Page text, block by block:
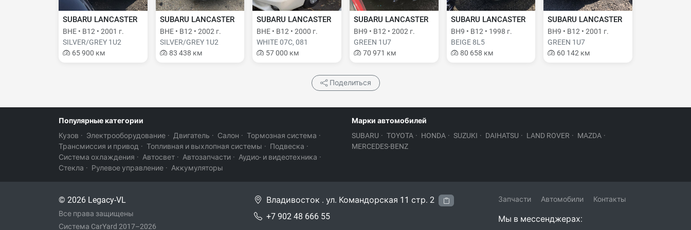
SUBARU LANCASTER
BHE • B12 • 2001 г.
SILVER/GREY 1U2
65 900 км
SUBARU LANCASTER
BHE • B12 • 2002 г.
SILVER/GREY 1U2
83 438 км
SUBARU LANCASTER
BHE • B12 • 2000 г.
WHITE 07C, 081
57 000 км
SUBARU LANCASTER
BH9 • B12 • 2002 г.
GREEN 1U7
70 971 км
SUBARU LANCASTER
BH9 • B12 • 1998 г.
BEIGE 8L5
80 658 км
SUBARU LANCASTER
BH9 • B12 • 2001 г.
GREEN 1U7
60 142 км
Поделиться
Популярные категории
Кузов · Электрооборудование · Двигатель · Салон · Тормозная система ·
Трансмиссия и привод · Топливная и выхлопная системы · Подвеска ·
Система охлаждения · Автосвет · Автозапчасти · Аудио- и видеотехника ·
Стекла · Рулевое управление · Аккумуляторы
Марки автомобилей
SUBARU · TOYOTA · HONDA · SUZUKI · DAIHATSU · LAND ROVER · MAZDA ·
MERCEDES-BENZ
© 2026 Legacy-VL
Все права защищены
Система CarYard 2017–2026
Владивосток . ул. Командорская 11 стр. 2
+7 902 48 666 55
Запчасти Автомобили Контакты
Мы в мессенджерах: